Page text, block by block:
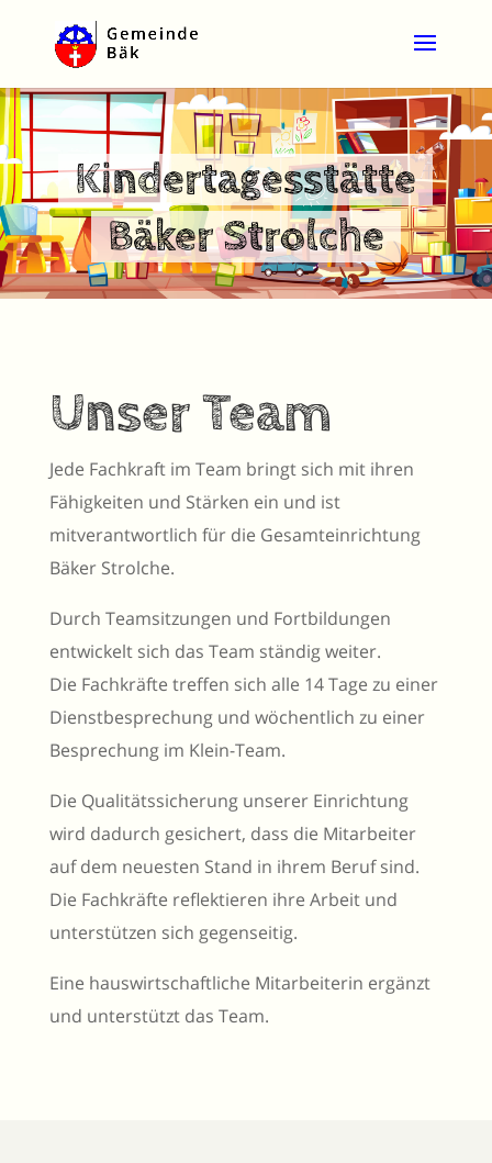
Kindertagesstätte
Bäker Strolche
Unser Team
Jede Fachkraft im Team bringt sich mit ihren
Fähigkeiten und Stärken ein und ist
mitverantwortlich für die Gesamteinrichtung
Bäker Strolche.
Durch Teamsitzungen und Fortbildungen
entwickelt sich das Team ständig weiter.
Die Fachkräfte treffen sich alle 14 Tage zu einer
Dienstbesprechung und wöchentlich zu einer
Besprechung im Klein-Team.
Die Qualitätssicherung unserer Einrichtung
wird dadurch gesichert, dass die Mitarbeiter
auf dem neuesten Stand in ihrem Beruf sind.
Die Fachkräfte reflektieren ihre Arbeit und
unterstützen sich gegenseitig.
Eine hauswirtschaftliche Mitarbeiterin ergänzt
und unterstützt das Team.